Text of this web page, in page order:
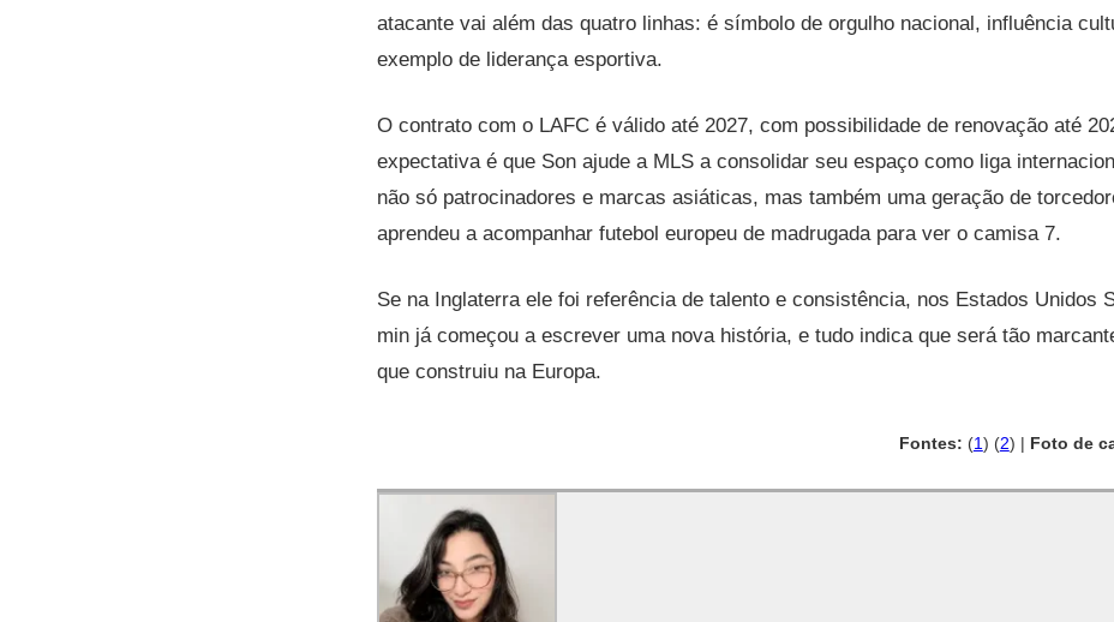
atacante vai além das quatro linhas: é símbolo de orgulho nacional, influência
exemplo de liderança esportiva.
O contrato com o LAFC é válido até 2027, com possibilidade de renovação até
expectativa é que Son ajude a MLS a consolidar seu espaço como liga
não só patrocinadores e marcas asiáticas, mas também uma geração de
aprendeu a acompanhar futebol europeu de madrugada para ver o camisa 7.
Se na Inglaterra ele foi referência de talento e consistência, nos Estados Unidos
min já começou a escrever uma nova história, e tudo indica que será tão
que construiu na Europa.
Fontes: (1) (2) | Foto de